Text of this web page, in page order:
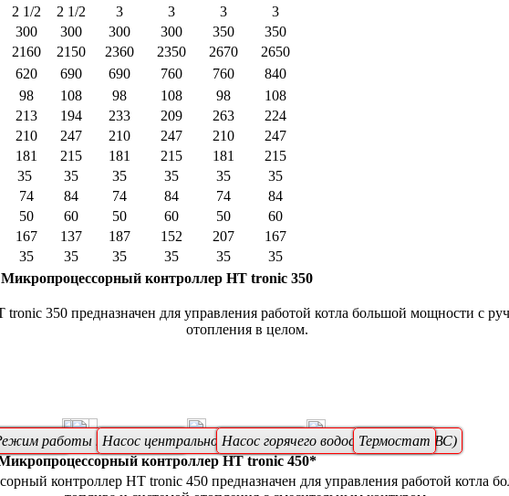
2 1/2 2 1/2 3 3 3
3
300 300 300 300 350
350
2160 2150 2360 2350 2670
2650
620 690 690 760 760
840
98 108 98 108 98
108
213 194 233 209 263
224
210 247 210 247 210
247
181 215 181 215 181
215
35 35 35 35 35
35
74 84 74 84 74
84
50 60 50 60 50
60
167 137 187 152 207
167
35 35 35 35 35
35
Микропроцессорный контроллер HT tronic 350
350 предназначен для управления работой котла большой мощности с
отопления в целом.
работы на колосниках
Насос центрального отопленияНасос горячего водоснабжения (ГВС)
Термостат
контроллерHT tronic 450*
контроллер HT tronic 450 предназначен для управления работой котла